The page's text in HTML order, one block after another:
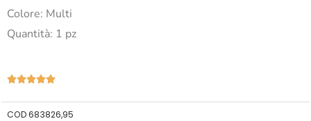
Colore: Multi
Quantità: 1 pz
Valutazione
su
COD683826,95